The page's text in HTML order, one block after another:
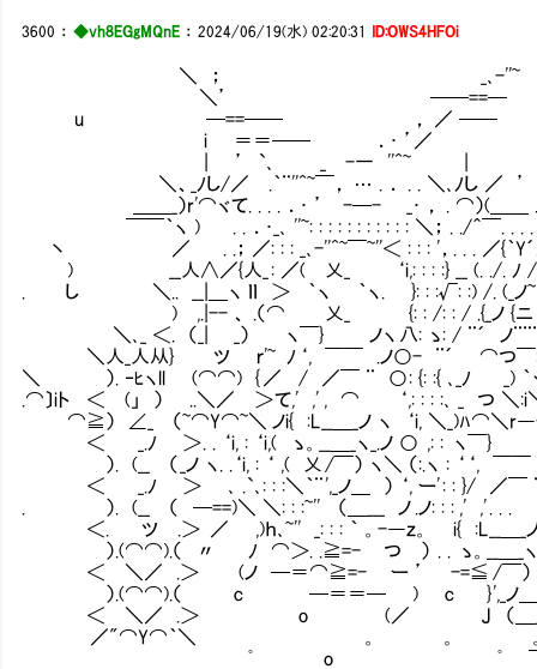
3600 ：◆vh8EGgMQnE ：2024/06/19(水) 02:20:31 ID:OWS4HFOi
＼ ； _､-''~
＼’ ──==─
u ─==── ， ／ ──
i ＝＝── ．･ ’／ ι
| ’ `､ _ -一 ''^~ | l ｌ / / /
＼、_ﾉし/／ .｀¨''^~￣， … . ． . . ＼､ﾉし
＿＿_）r'⌒ヾて. . . . ．･ ’ -─- _･ ， . ⌒）(＿＿ .
￣￣｀ヽ ) . . ．･_､ ''~: : : : : : : : : : : ＼； . ./＾￣. . . . .
丶 ／ . .； ／: : : _､-''^~￣~''＜ : : : '，. . . ／{｀Y´./
) __人∧／{人_ : ／( 乂_ ‘i,: : : :} __ (. ./. ﾉ / l
. し ＼.. __|＿ヽ ｌｌ ＞ ｀ヽ ｀ヽ. }: : :√: :) /.
) ,.|-- 、 .（⌒ 乂_ {: : /: : / .{_ノ {ニ ! ("´
＼､_ ＜. （_| _） ヽ￣} ノヽ 八: ゝ: / ¨´ ノ
＼人_人从} ツ ｒ'~ ﾉ ‘, ￣￣ .ノ○- ¨´ ⌒つ￣:i:i:i ヽ
＼ ）. ‐ﾋヽll (⌒⌒) { ／ / ／￣ ¨ ○ : {: :{ ､_ﾉ _) ｀ヽ
.⌒〕iト ＜ (」 ） ..＼／ ＞ て,' ,' , ⌒ ‘,: : : :､ _ つ ＼:i＼
⌒≧） ∠_ （~⌒Y⌒~＼ ノi{ :L__＿_ノ ヽ ‘i, ＼_)ﾊ⌒＼r―-
＜ _.ﾉ ＞ . . ‘i, : ‘i,( ゝ。__＿_ヽ_.ノ ○ ,: : ヽ￣} ノ
）. (__ （ _ノ ヽ. .‘i, : ‘ ,( 乂 /￣） ヽ＼ （:.ヽ : ‘ ‘, ￣￣
＜ _.ﾉ ＞ ､ .`､: : :＼｀¨ ',_ノ＿ ） ‘, ー' : : }/ ／￣
. ）. (__ （ ─==)＼ ＼: : :~'' （＿___ ノ .ノ: : :
＜. ツ .＞ ／ ,)ｈ､~'' _: : : ｀ 。-―ｚ
）.(⌒⌒).（ 〃 ﾉ ⌒＞. .≧=- つ ） . . ゝ。
＜ ＼／ .＞ (ノ ─＝⌒≧=- ー ’ -=≦ /￣
）.(⌒⌒).（ c ─＝＝─ ) c } ',_
＜ ＼／ .＞ o (／ J （
／"⌒Y⌒｀＼ 。 。
ﾟ o ﾟ ￣ つ